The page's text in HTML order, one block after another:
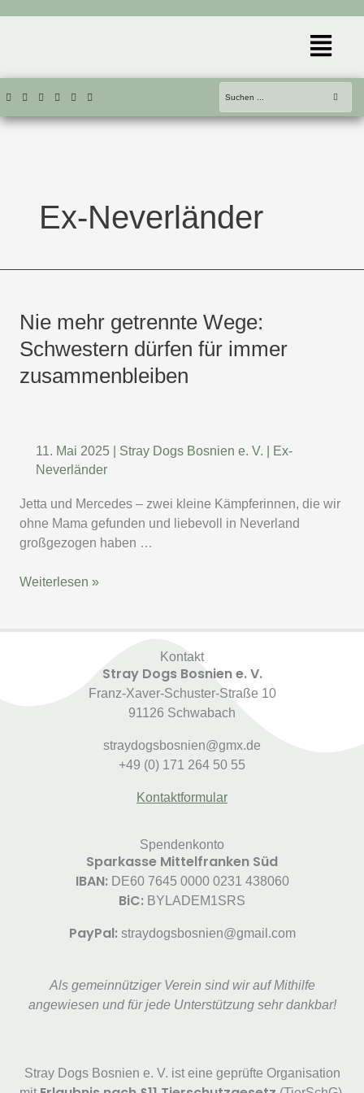
Menü
Ex-Neverländer
Nie mehr getrennte Wege:
Schwestern dürfen für immer
zusammenbleiben
11. Mai 2025 Stray Dogs Bosnien e. V.
Ex-
Neverländer
Jetta und Mercedes – zwei kleine Kämpferinnen, die wir
ohne Mama gefunden und liebevoll in Neverland
großgezogen haben …
getrennte
Schwestern
dürfen
Weiterlesen »
Kontakt
Stray Dogs Bosnien e. V.
Franz-Xaver-Schuster-Straße 10
91126 Schwabach
straydogsbosnien@gmx.de
+49 (0) 171 264 50 55
Kontaktformular
Spendenkonto
Sparkasse Mittelfranken Süd
IBAN: DE60 7645 0000 0231 438060
BiC: BYLADEM1SRS
PayPal:straydogsbosnien@gmail.com
Als gemeinnütziger Verein sind wir auf Mithilfe
angewiesen und für jede Unterstützung sehr dankbar!
Stray Dogs Bosnien e. V. ist eine geprüfte Organisation